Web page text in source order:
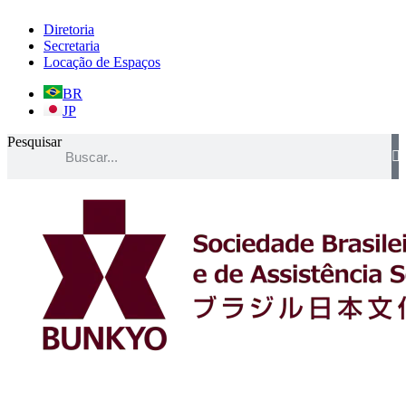
para
conteúdo
Diretoria
Secretaria
Locação de Espaços
BR
JP
Pesquisar